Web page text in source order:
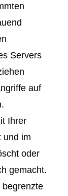
Servers
auf
Ihrer
und im
oder
gemacht.
begrenzte